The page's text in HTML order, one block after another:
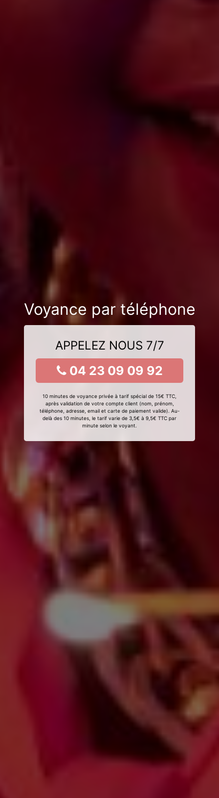
Voyance par téléphone
APPELEZ NOUS 7/7
04 23 09 09 92
10 minutes de voyance privée à tarif spécial de 15€ TTC,
après validation de votre compte client (nom, prénom,
téléphone, adresse, email et carte de paiement valide). Au-
delà des 10 minutes, le tarif varie de 3,5€ à 9,5€ TTC par
minute selon le voyant.